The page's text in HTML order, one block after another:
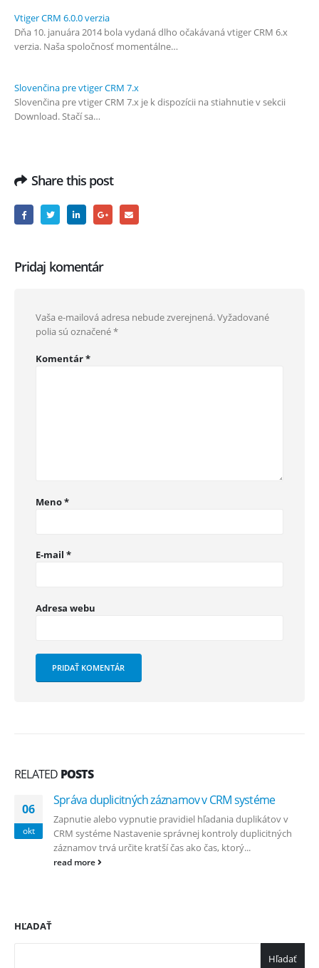
Vtiger CRM 6.0.0 verzia
Dňa 10. januára 2014 bola vydaná dlho očakávaná vtiger CRM 6.x
verzia. Naša spoločnosť momentálne…
Slovenčina pre vtiger CRM 7.x
Slovenčina pre vtiger CRM 7.x je k dispozícii na stiahnutie v sekcii
Download. Stačí sa…
Share this post
Pridaj komentár
Vaša e-mailová adresa nebude zverejnená.Vyžadované
polia sú označené*
Komentár*
Meno*
E-mail *
Adresa webu
RELATED POSTS
06
okt
Správa duplicitných záznamov v CRM systéme
Zapnutie alebo vypnutie pravidiel hľadania duplikátov v
CRM systéme Nastavenie správnej kontroly duplicitných
záznamov trvá určite kratší čas ako čas, ktorý...
read more
HĽADAŤ
Hľadať